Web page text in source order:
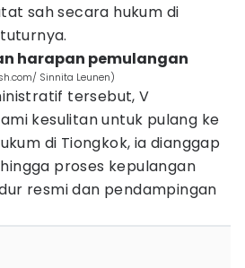
sah secara hukum di
harapan pemulangan
Sinnita Leunen)
tersebut, V
kesulitan untuk pulang ke
di Tiongkok, ia dianggap
proses kepulangan
resmi dan pendampingan